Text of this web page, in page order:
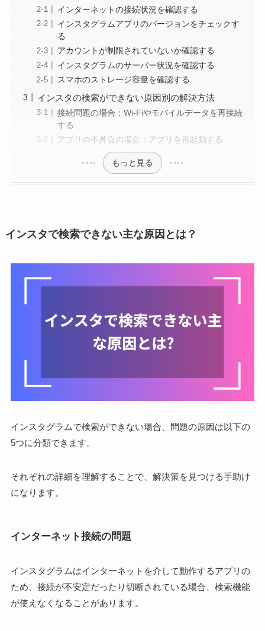
インターネットの接続状況を確認する
インスタグラムアプリのバージョンをチェックす
る
アカウントが制限されていないか確認する
インスタグラムのサーバー状況を確認する
スマホのストレージ容量を確認する
インスタの検索ができない原因別の解決方法
接続問題の場合：Wi-Fiやモバイルデータを再接続
する
アプリの不具合の場合：アプリを再起動する
もっと見る
インスタで検索できない主な原因とは？
インスタグラムで検索ができない場合、問題の原因は以下の
5つに分類できます。
それぞれの詳細を理解することで、解決策を見つける手助け
になります。
インターネット接続の問題
インスタグラムはインターネットを介して動作するアプリの
ため、接続が不安定だったり切断されている場合、検索機能
が使えなくなることがあります。